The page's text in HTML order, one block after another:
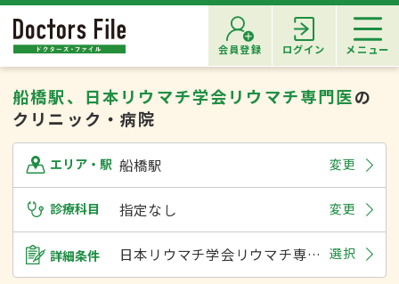
会員登録 ログイン メニュー
船橋駅、日本リウマチ学会リウマチ専門医の
クリニック・病院
エリア・駅 船橋駅 変更
診療科目 指定なし 変更
詳細条件 日本リウマチ学会リウマチ専門医 選択